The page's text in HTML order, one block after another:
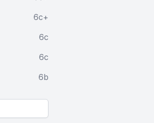
6c+
6c
6c
6b